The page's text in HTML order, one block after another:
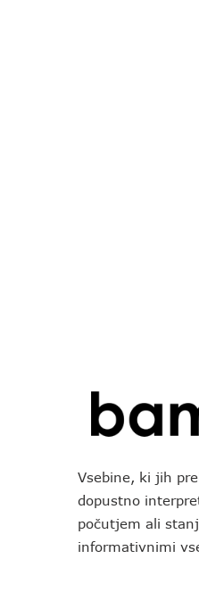
Vsebine, ki jih
dopustno
počutjem ali
informativnimi